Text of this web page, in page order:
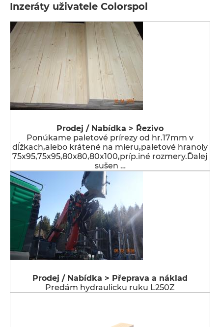
Inzeráty uživatele Colorspol
Prodej / Nabídka > Řezivo
Ponúkame paletové prírezy od hr.17mm v
dĺžkach,alebo krátené na mieru,paletové hranoly
75x95,75x95,80x80,80x100,príp.iné rozmery.Ďalej
sušen …
Prodej / Nabídka > Přeprava a náklad
Predám hydraulicku ruku L250Z